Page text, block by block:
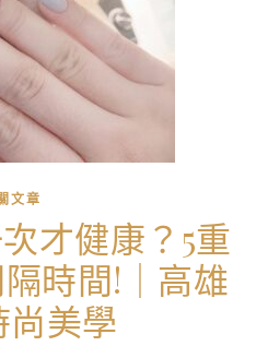
文章
才健康？5重
時間!｜高雄
尚美學